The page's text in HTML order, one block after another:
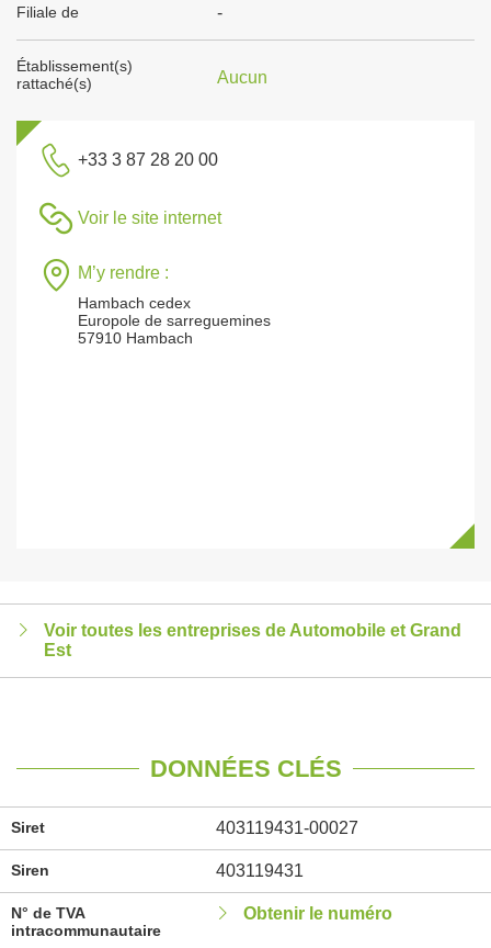
Filiale de -
Établissement(s)
rattaché(s)
Aucun
+33 3 87 28 20 00
Voir le site internet
M’y rendre :
Hambach cedex
Europole de sarreguemines
57910 Hambach
Voir toutes les entreprises de Automobile et Grand
Est
DONNÉES CLÉS
Siret 403119431-00027
Siren 403119431
N° de TVA
intracommunautaire
Obtenir le numéro